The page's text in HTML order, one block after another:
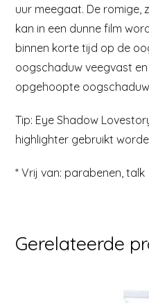
uur meegaat. De romige,
kan in een dunne film
binnen korte tijd op de
oogschaduw veegvast
opgehoopte
Tip: Eye Shadow
highlighter gebruikt
* Vrij van: parabenen, talk
Gerelateerde